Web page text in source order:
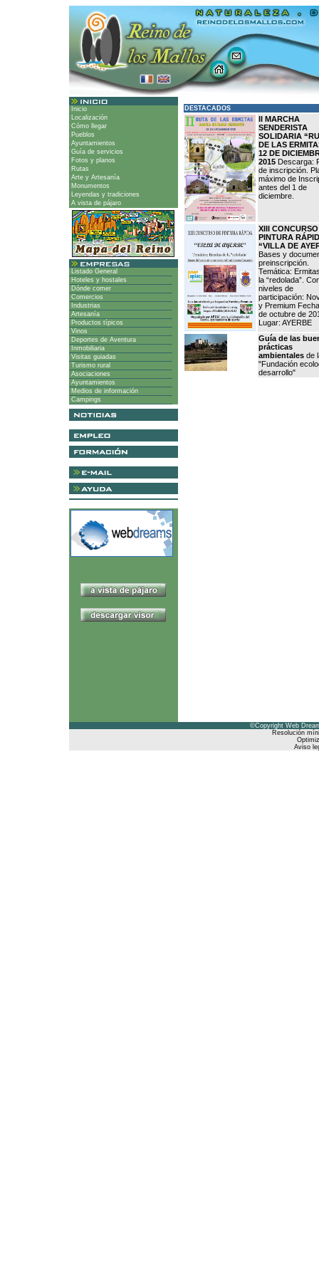
Inicio
Localización
Cómo llegar
Pueblos
Ayuntamientos
Guía de servicios
Fotos y planos
Rutas
Arte y Artesanía
Monumentos
Leyendas y tradiciones
A vista de pájaro
Listado General
Hoteles y hostales
Dónde comer
Comercios
Industrias
Artesanía
Productos típicos
Vinos
Deportes de Aventura
Inmobiliaria
Visitas guiadas
Turismo rural
Asociaciones
Ayuntamientos
Medios de información
Campings
DESTACADOS
II MARCHA
SENDERISTA
SOLIDARIA
DE LAS
12 DE
2015 Descarga:
de inscripción.
máximo de
antes del 1 de
diciembre.
XIII
PINTURA
“VILLA DE
Bases y
preinscripción.
Temática:
la “redolada”.
niveles de
participación:
y Premium
de octubre de
Lugar: AYERBE
Guía de las
prácticas
ambientalesde
"Fundación
desarrollo"
©Copyright Web
Resolución
Aviso